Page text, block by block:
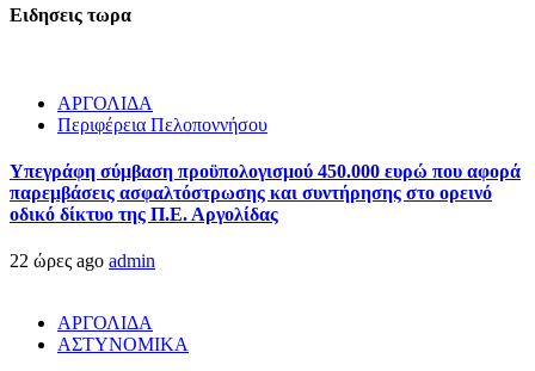
Ειδησεις τωρα
ΑΡΓΟΛΙΔΑ
Περιφέρεια Πελοποννήσου
Υπεγράφη σύμβαση προϋπολογισμού 450.000 ευρώ που αφορά
παρεμβάσεις ασφαλτόστρωσης και συντήρησης στο ορεινό
οδικό δίκτυο της Π.Ε. Αργολίδας
22 ώρες ago admin
ΑΡΓΟΛΙΔΑ
ΑΣΤΥΝΟΜΙΚΑ